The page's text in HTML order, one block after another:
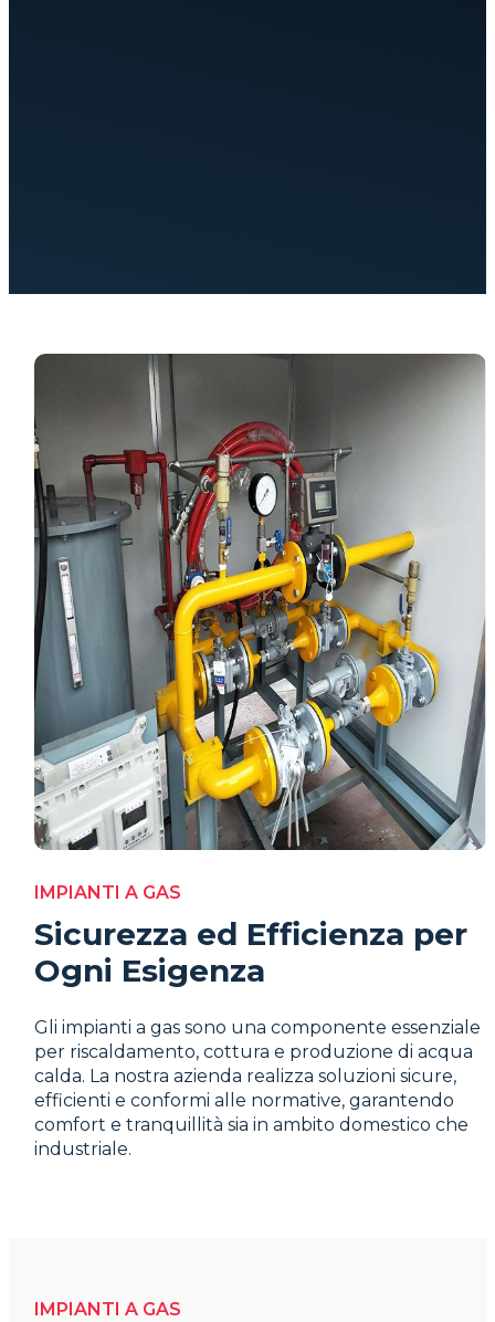
IMPIANTI A GAS
Sicurezza ed Efficienza per
Ogni Esigenza
Gli impianti a gas sono una componente essenziale
per riscaldamento, cottura e produzione di acqua
calda. La nostra azienda realizza soluzioni sicure,
efficienti e conformi alle normative, garantendo
comfort e tranquillità sia in ambito domestico che
industriale.
IMPIANTI A GAS